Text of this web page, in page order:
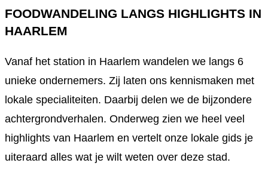
FOODWANDELING LANGS HIGHLIGHTS IN
HAARLEM
Vanaf het station in Haarlem wandelen we langs 6
unieke ondernemers. Zij laten ons kennismaken met
lokale specialiteiten. Daarbij delen we de bijzondere
achtergrondverhalen. Onderweg zien we heel veel
highlights van Haarlem en vertelt onze lokale gids je
uiteraard alles wat je wilt weten over deze stad.